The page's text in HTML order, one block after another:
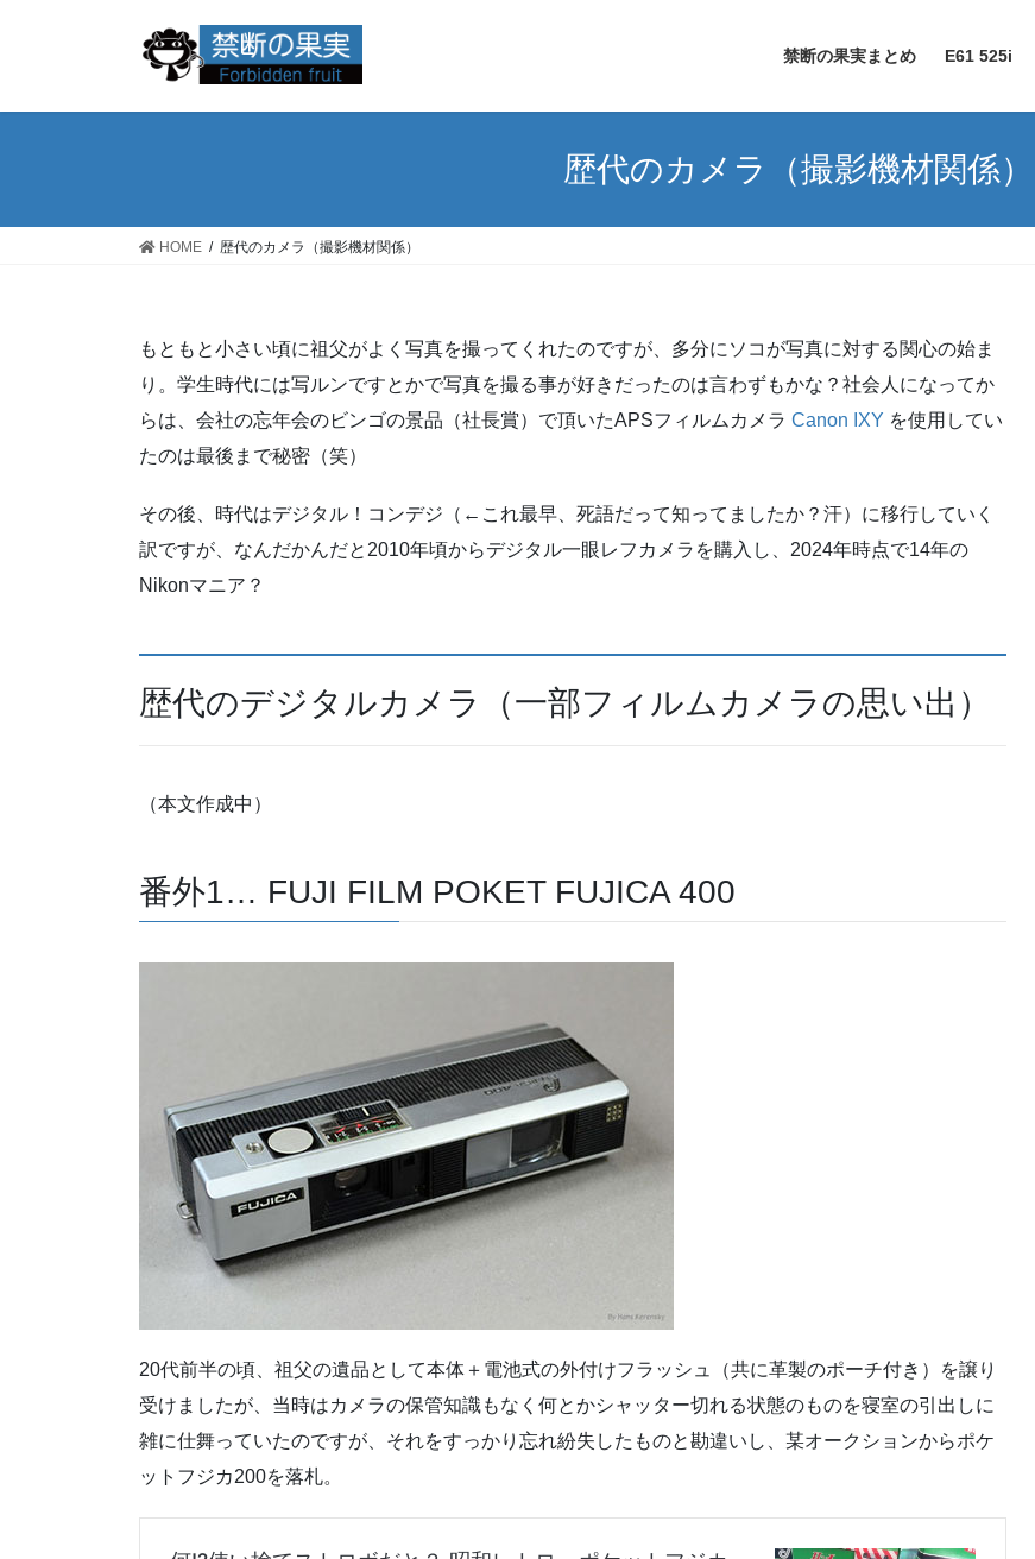
禁断の果実まとめ E61 525i
歴代のカメラ（撮影機材関係）
HOME 歴代のカメラ（撮影機材関係）
もともと小さい頃に祖父がよく写真を撮ってくれたのですが、多分にソコが写真に対する関心の始ま
り。学生時代には写ルンですとかで写真を撮る事が好きだったのは言わずもかな？社会人になってか
らは、会社の忘年会のビンゴの景品（社長賞）で頂いたAPSフィルムカメラ Canon IXY を使用してい
たのは最後まで秘密（笑）
その後、時代はデジタル！コンデジ（←これ最早、死語だって知ってましたか？汗）に移行していく
訳ですが、なんだかんだと2010年頃からデジタル一眼レフカメラを購入し、2024年時点で14年の
Nikonマニア？
歴代のデジタルカメラ（一部フィルムカメラの思い出）
（本文作成中）
番外1… FUJI FILM POKET FUJICA 400
20代前半の頃、祖父の遺品として本体＋電池式の外付けフラッシュ（共に革製のポーチ付き）を譲り
受けましたが、当時はカメラの保管知識もなく何とかシャッター切れる状態のものを寝室の引出しに
雑に仕舞っていたのですが、それをすっかり忘れ紛失したものと勘違いし、某オークションからポケ
ットフジカ200を落札。